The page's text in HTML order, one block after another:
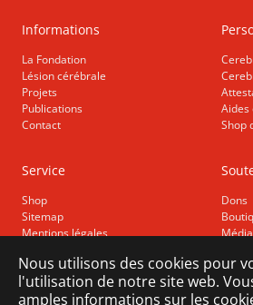
Nous utilisons des cookies pour
l'utilisation de notre site web.
amples informations sur les
Informations
La Fondation
Lésion cérébrale
Projets
Publications
Contact
Aides
Shop
Service
Shop
Sitemap
Mentions légales
Accessibilité
Dons